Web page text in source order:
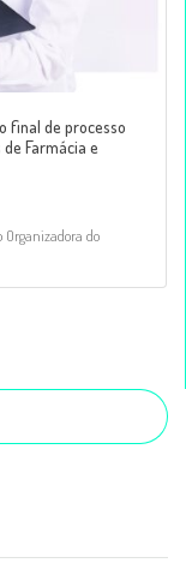
final de processo
Farmácia e
Organizadora do